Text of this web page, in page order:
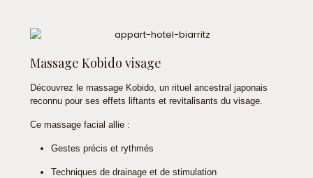
Massage Kobido visage
Découvrez le massage Kobido, un rituel ancestral japonais
reconnu pour ses effets liftants et revitalisants du visage.
Ce massage facial allie :
Gestes précis et rythmés
Techniques de drainage et de stimulation